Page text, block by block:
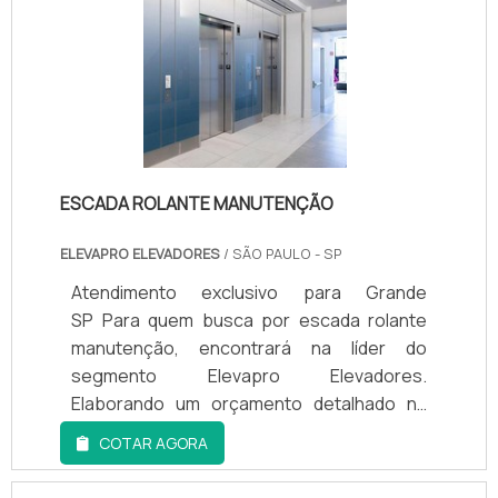
investiu em profissionais competentes e
em equipamentos inovadores. A Elevapro
Elevadores é uma empresa que tem se
destacado no segmento pela idoneidade
em tudo que faz, fechando todo o ciclo de
entrega com excelência para seus
fundamental que esse tipo de equipamento
esteja funcionando em plenas condições
para que nenhum acidente venha a ocorrer
ESCADA ROLANTE MANUTENÇÃO
ELEVAPRO ELEVADORES / SÃO PAULO - SP
Atendimento exclusivo para Grande
SP Para quem busca por escada rolante
manutenção, encontrará na líder do
segmento Elevapro Elevadores.
Elaborando um orçamento detalhado na
empresa mais qualificada do mercado e
encontrando a melhor em qualidade e custo
benefício.Quando a temática é escada
COTAR AGORA